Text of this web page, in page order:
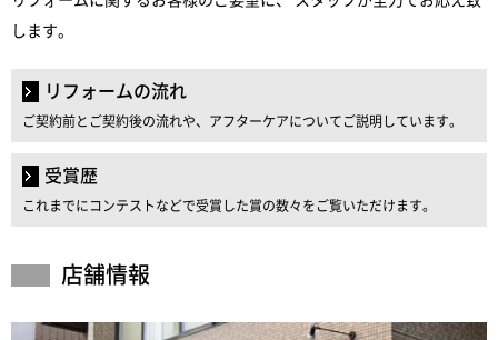
します。
リフォームの流れ
ご契約前とご契約後の流れや、アフターケアについてご説明しています。
受賞歴
これまでにコンテストなどで受賞した賞の数々をご覧いただけます。
店舗情報